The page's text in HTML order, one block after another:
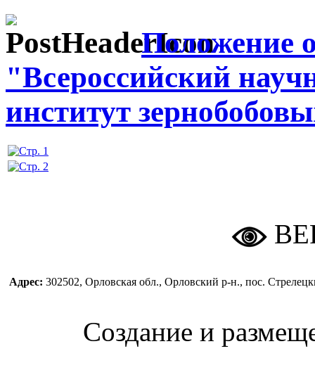
Положение
"Всероссийский
институт
Адрес: 302502, Орловская обл., Орловский р-н., пос.
Создание и